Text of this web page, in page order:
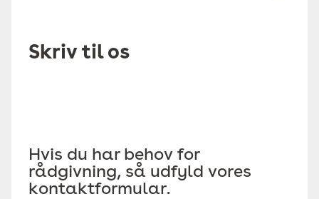
Skriv til os
Hvis du har behov for
rådgivning, så udfyld vores
kontaktformular.